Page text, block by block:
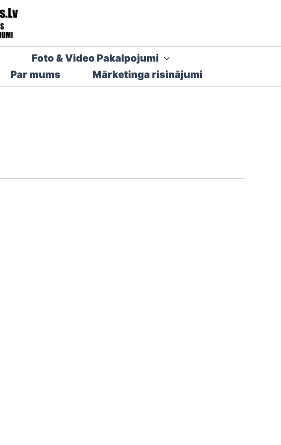
Foto & Video Pakalpojumi
Par mums Mārketinga risinājumi